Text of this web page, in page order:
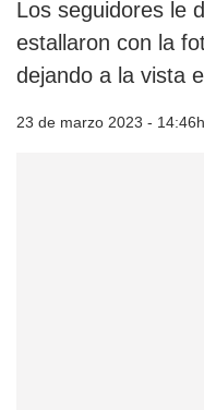
Los seguidores le
estallaron con la
dejando a la vista
23 de marzo 2023 -